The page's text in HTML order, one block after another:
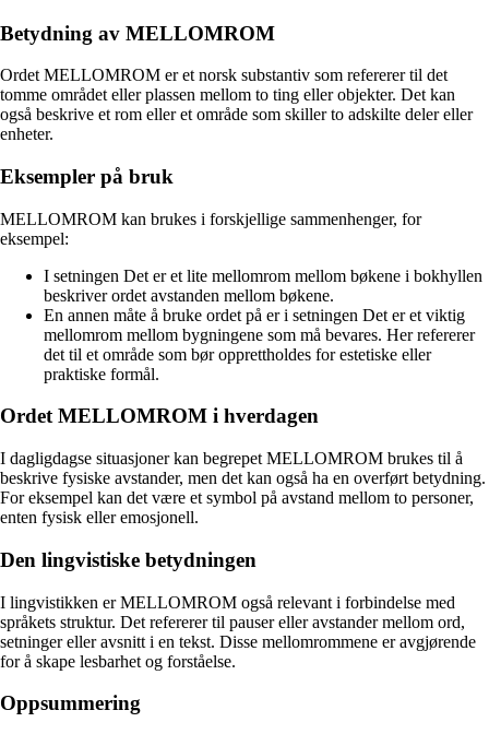
Betydning av MELLOMROM
Ordet MELLOMROM er et norsk substantiv som refererer til det
tomme området eller plassen mellom to ting eller objekter. Det kan
også beskrive et rom eller et område som skiller to adskilte deler eller
enheter.
Eksempler på bruk
MELLOMROM kan brukes i forskjellige sammenhenger, for
eksempel:
I setningen Det er et lite mellomrom mellom bøkene i bokhyllen
beskriver ordet avstanden mellom bøkene.
En annen måte å bruke ordet på er i setningen Det er et viktig
mellomrom mellom bygningene som må bevares. Her refererer
det til et område som bør opprettholdes for estetiske eller
praktiske formål.
Ordet MELLOMROM i hverdagen
I dagligdagse situasjoner kan begrepet MELLOMROM brukes til å
beskrive fysiske avstander, men det kan også ha en overført betydning.
For eksempel kan det være et symbol på avstand mellom to personer,
enten fysisk eller emosjonell.
Den lingvistiske betydningen
I lingvistikken er MELLOMROM også relevant i forbindelse med
språkets struktur. Det refererer til pauser eller avstander mellom ord,
setninger eller avsnitt i en tekst. Disse mellomrommene er avgjørende
for å skape lesbarhet og forståelse.
Oppsummering